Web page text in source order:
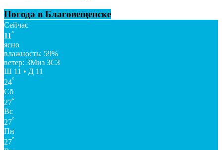
Погода в Благовещенске
Сейчас
11°
ясно
влажность: 59%
ветер: 3Миз ЗСЗ
Ш 11 • Д 11
24°
Сб
27°
Вс
27°
Пн
27°